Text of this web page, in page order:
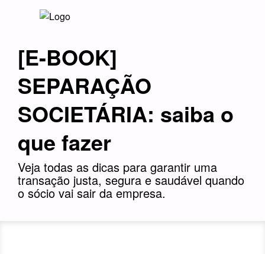
[E-BOOK]
SEPARAÇÃO
SOCIETÁRIA: saiba o
que fazer
Veja todas as dicas para garantir uma
transação justa, segura e saudável quando
o sócio vai sair da empresa.